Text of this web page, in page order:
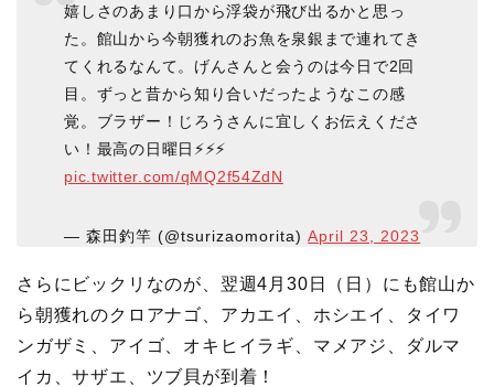
嬉しさのあまり口から浮袋が飛び出るかと思っ
た。館山から今朝獲れのお魚を泉銀まで連れてき
てくれるなんて。げんさんと会うのは今日で2回
目。ずっと昔から知り合いだったようなこの感
覚。ブラザー！じろうさんに宜しくお伝えくださ
い！最高の日曜日⚡️⚡️⚡️
pic.twitter.com/qMQ2f54ZdN
— 森田釣竿 (@tsurizaomorita)April 23, 2023
さらにビックリなのが、翌週4月30日（日）にも館山か
ら朝獲れのクロアナゴ、アカエイ、ホシエイ、タイワ
ンガザミ、アイゴ、オキヒイラギ、マメアジ、ダルマ
イカ、サザエ、ツブ貝が到着！